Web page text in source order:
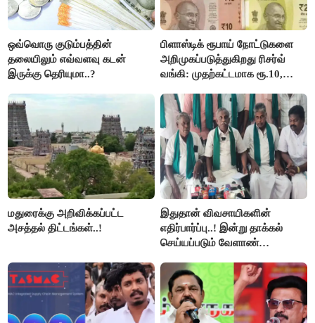
ஒவ்வொரு குடும்பத்தின்
தலையிலும் எவ்வளவு கடன்
இருக்கு தெரியுமா..?
பிளாஸ்டிக் ரூபாய் நோட்டுகளை
அறிமுகப்படுத்துகிறது ரிசர்வ்
வங்கி: முதற்கட்டமாக ரூ.10,
மதுரைக்கு அறிவிக்கப்பட்ட
அசத்தல் திட்டங்கள்..!
இதுதான் விவசாயிகளின்
எதிர்பார்ப்பு..! இன்று தாக்கல்
செய்யப்படும் வேளாண்
கோரிக்கை!